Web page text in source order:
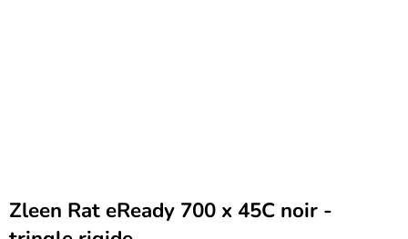
Zleen Rat eReady 700 x 45C noir -